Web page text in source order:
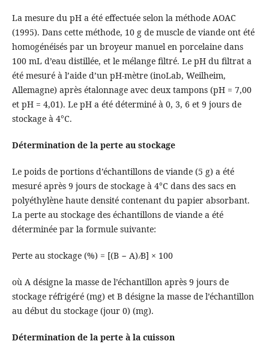
La mesure du pH a été effectuée selon la méthode AOAC
(1995). Dans cette méthode, 10 g de muscle de viande ont été
homogénéisés par un broyeur manuel en porcelaine dans
100 mL d’eau distillée, et le mélange filtré. Le pH du filtrat a
été mesuré à l’aide d’un pH-mètre (inoLab, Weilheim,
Allemagne) après étalonnage avec deux tampons (pH = 7,00
et pH = 4,01). Le pH a été déterminé à 0, 3, 6 et 9 jours de
stockage à 4°C.
Détermination de la perte au stockage
Le poids de portions d’échantillons de viande (5 g) a été
mesuré après 9 jours de stockage à 4°C dans des sacs en
polyéthylène haute densité contenant du papier absorbant.
La perte au stockage des échantillons de viande a été
déterminée par la formule suivante:
Perte au stockage (%) = [(B − A) ∕B] × 100
où A désigne la masse de l’échantillon après 9 jours de
stockage réfrigéré (mg) et B désigne la masse de l’échantillon
au début du stockage (jour 0) (mg).
Détermination de la perte à la cuisson